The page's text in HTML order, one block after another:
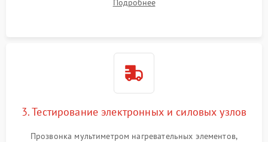
сенсорного блока для доступа к силовым платам, катушкам
Подробнее
3. Тестирование электронных и силовых узлов
Прозвонка мультиметром нагревательных элементов,